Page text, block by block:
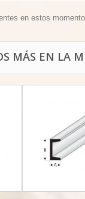
en estos
MÁS EN LA